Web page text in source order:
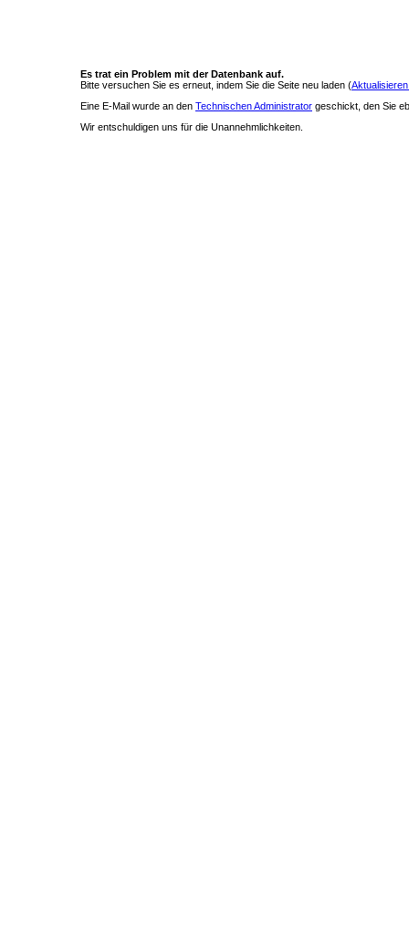
Es trat ein Problem mit der Datenbank auf.
Bitte versuchen Sie es erneut, indem Sie die Seite neu laden (
Eine E-Mail wurde an den Technischen Administrator geschickt, den Sie
Wir entschuldigen uns für die Unannehmlichkeiten.